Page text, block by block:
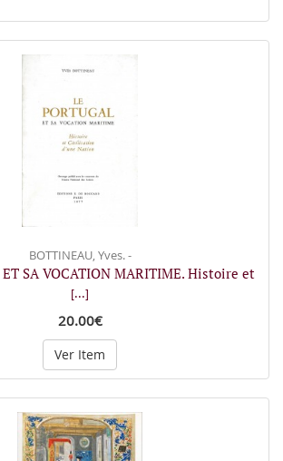
BOTTINEAU, Yves. -
ET SA VOCATION MARITIME. Histoire et
[...]
20.00€
Ver Item